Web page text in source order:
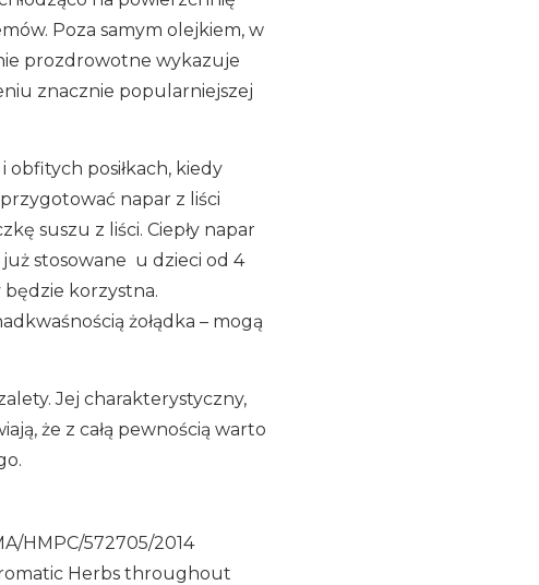
Poza samym olejkiem, w
prozdrowotne wykazuje
znacznie popularniejszej
obfitych posiłkach, kiedy
napar z liści
suszu z liści. Ciepły napar
stosowane u dzieci od 4
będzie korzystna.
żołądka – mogą
Jej charakterystyczny,
że z całą pewnością warto
HMPC/572705/2014
Herbs throughout